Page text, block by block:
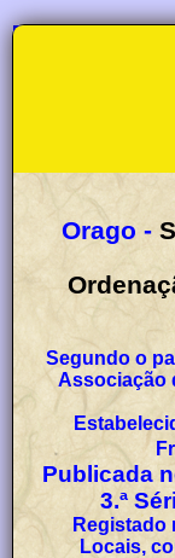
Orago -
Ordenação heráldica do
Segundo o
Associação
Publicada
3.ª
Registado
Locais,